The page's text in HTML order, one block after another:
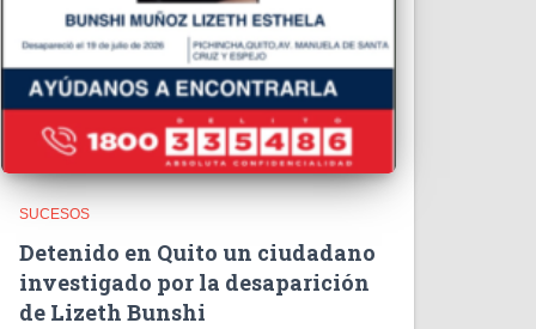
SUCESOS
Detenido en Quito un ciudadano
investigado por la desaparición
de Lizeth Bunshi